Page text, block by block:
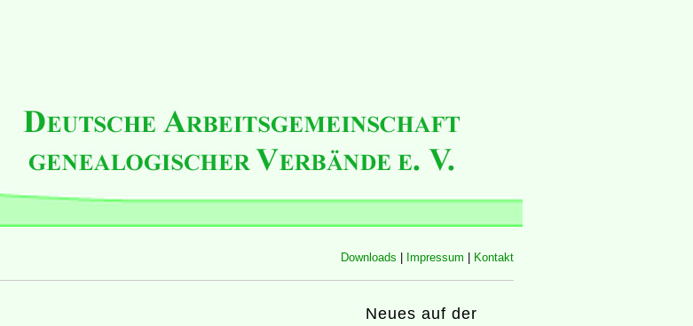
Downloads Impressum Kontakt
Neues auf der